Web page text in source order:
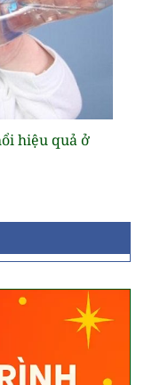
hiệu quả ở